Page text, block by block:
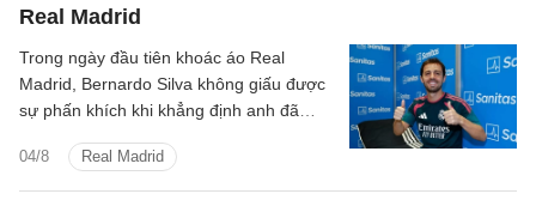
Real Madrid
04/8 Real Madrid
Trong ngày đầu tiên khoác áo Real
Madrid, Bernardo Silva không giấu được
sự phấn khích khi khẳng định anh đã
lời mời.